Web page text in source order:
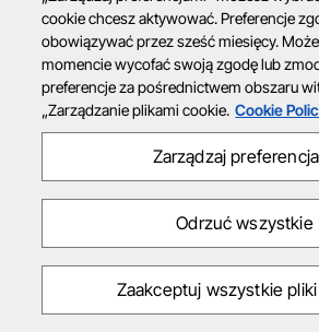
cookie chcesz aktywować. Preferencje
obowiązywać przez sześć miesięcy.
momencie wycofać swoją zgodę lub
preferencje za pośrednictwem obszaru
„Zarządzanie plikami cookie. Cookie
Zarządzaj
Odrzuć wszystkie
Zaakceptuj wszystkie